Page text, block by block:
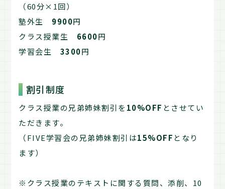
（60分×1回）
塾外生 9900円
クラス授業生 6600円
学習会生 3300円
割引制度
クラス授業の兄弟姉妹割引を 10%OFF とさせてい
ただきます。
（FIVE学習会の兄弟姉妹割引は15%OFF となり
ます）
※クラス授業のテキストに関する質問、添削、10